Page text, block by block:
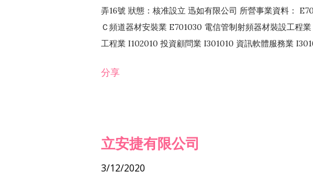
弄16號 狀態：核准設立 迅如有限公司 所營事業資料：
Ｃ頻道器材安裝業 E701030 電信管制射頻器材裝設工程
工程業 I102010 投資顧問業 I301010 資訊軟體服務業
務 F102030 菸酒批發業 F203020 菸酒零售業 F401171 酒
分享
立安捷有限公司
3/12/2020